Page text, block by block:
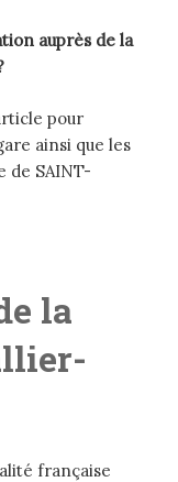
auprès de la
pour
ainsi que les
de SAINT-
la
française